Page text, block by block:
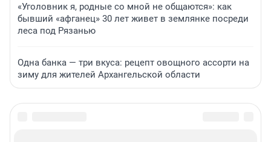
«Уголовник я, родные со мной не общаются»: как
бывший «афганец» 30 лет живет в землянке посреди
леса под Рязанью
Одна банка — три вкуса: рецепт овощного ассорти на
зиму для жителей Архангельской области